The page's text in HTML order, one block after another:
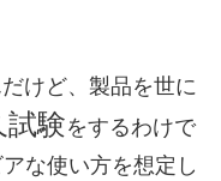
けど、製品を世に
験をするわけで
な使い方を想定し